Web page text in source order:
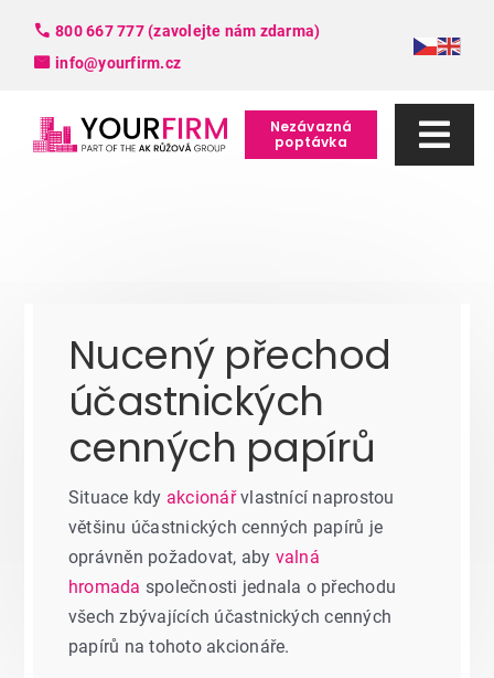
content
800 667 777 (zavolejte nám zdarma)
info@yourfirm.cz
Slovník pojmů
O nás
Kontakt
Nezávazná
poptávka
Nucený přechod
účastnických
cenných papírů
Situace kdy akcionářvlastnící naprostou
většinu účastnických cenných papírů je
oprávněn požadovat, aby valná
hromada společnosti jednala o přechodu
všech zbývajících účastnických cenných
papírů na tohoto akcionáře.